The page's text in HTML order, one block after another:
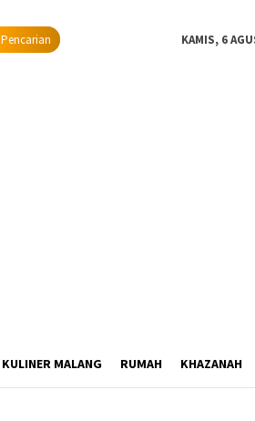
Pencarian KAMIS, 6
KULINER MALANG RUMAH KHAZANAH